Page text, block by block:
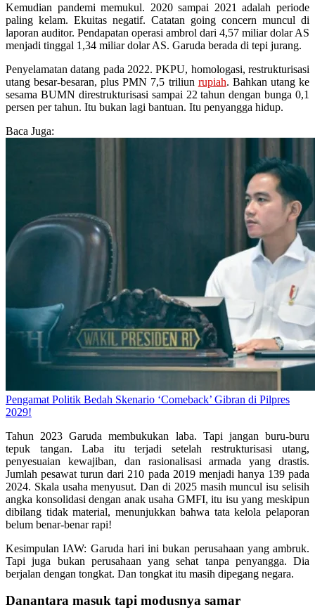
Kemudian pandemi memukul. 2020 sampai 2021 adalah periode
paling kelam. Ekuitas negatif. Catatan going concern muncul di
laporan auditor. Pendapatan operasi ambrol dari 4,57 miliar dolar AS
menjadi tinggal 1,34 miliar dolar AS. Garuda berada di tepi jurang.
Penyelamatan datang pada 2022. PKPU, homologasi, restrukturisasi
utang besar-besaran, plus PMN 7,5 triliun rupiah. Bahkan utang ke
sesama BUMN direstrukturisasi sampai 22 tahun dengan bunga 0,1
persen per tahun. Itu bukan lagi bantuan. Itu penyangga hidup.
Baca Juga:
Pengamat Politik Bedah Skenario ‘Comeback’ Gibran di Pilpres
2029!
Tahun 2023 Garuda membukukan laba. Tapi jangan buru-buru
tepuk tangan. Laba itu terjadi setelah restrukturisasi utang,
penyesuaian kewajiban, dan rasionalisasi armada yang drastis.
Jumlah pesawat turun dari 210 pada 2019 menjadi hanya 139 pada
2024. Skala usaha menyusut. Dan di 2025 masih muncul isu selisih
angka konsolidasi dengan anak usaha GMFI, itu isu yang meskipun
dibilang tidak material, menunjukkan bahwa tata kelola pelaporan
belum benar-benar rapi!
Kesimpulan IAW: Garuda hari ini bukan perusahaan yang ambruk.
Tapi juga bukan perusahaan yang sehat tanpa penyangga. Dia
berjalan dengan tongkat. Dan tongkat itu masih dipegang negara.
Danantara masuk tapi modusnya samar